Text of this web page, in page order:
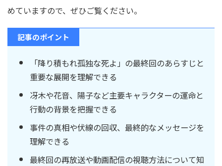
めていますので、ぜひご覧ください。
記事のポイント
「降り積もれ孤独な死よ」の最終回のあらすじと
重要な展開を理解できる
冴木や花音、陽子など主要キャラクターの運命と
行動の背景を把握できる
事件の真相や伏線の回収、最終的なメッセージを
理解できる
最終回の再放送や動画配信の視聴方法について知